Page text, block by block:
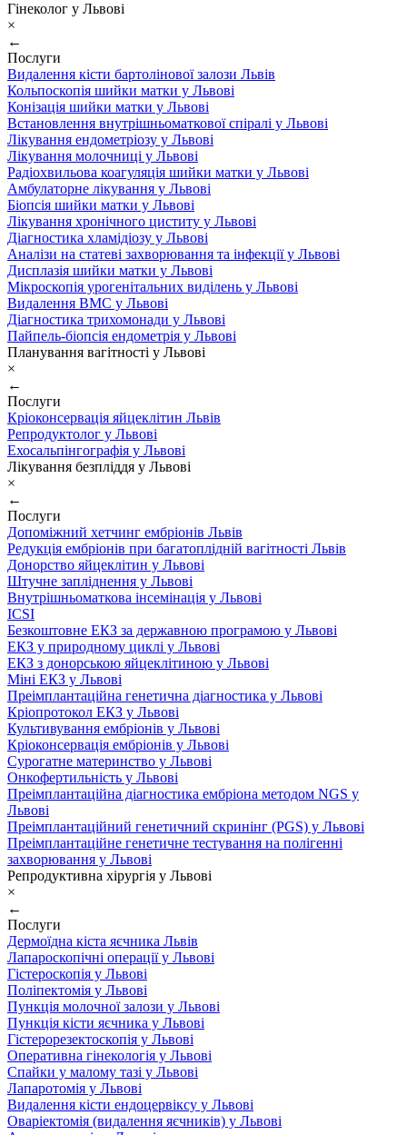
Гінеколог у Львові
×
←
Послуги
Видалення кісти бартолінової залози Львів
Кольпоскопія шийки матки у Львові
Конізація шийки матки у Львові
Встановлення внутрішньоматкової спіралі у Львові
Лікування ендометріозу у Львові
Лікування молочниці у Львові
Радіохвильова коагуляція шийки матки у Львові
Амбулаторне лікування у Львові
Біопсія шийки матки у Львові
Лікування хронічного циститу у Львові
Діагностика хламідіозу у Львові
Аналізи на статеві захворювання та інфекції у Львові
Дисплазія шийки матки у Львові
Мікроскопія урогенітальних виділень у Львові
Видалення ВМС у Львові
Діагностика трихомонади у Львові
Пайпель-біопсія ендометрія у Львові
Планування вагітності у Львові
×
←
Послуги
Кріоконсервація яйцеклітин Львів
Репродуктолог у Львові
Ехосальпінгографія у Львові
Лікування безпліддя у Львові
×
←
Послуги
Допоміжний хетчинг ембріонів Львів
Редукція ембріонів при багатоплідній вагітності Львів
Донорство яйцеклітин у Львові
Штучне запліднення у Львові
Внутрішньоматкова інсемінація у Львові
ICSI
Безкоштовне ЕКЗ за державною програмою у Львові
ЕКЗ у природному циклі у Львові
ЕКЗ з донорською яйцеклітиною у Львові
Міні ЕКЗ у Львові
Преімплантаційна генетична діагностика у Львові
Кріопротокол ЕКЗ у Львові
Культивування ембріонів у Львові
Кріоконсервація ембріонів у Львові
Сурогатне материнство у Львові
Онкофертильність у Львові
Преімплантаційна діагностика ембріона методом NGS у
Львові
Преімплантаційний генетичний скринінг (PGS) у Львові
Преімплантаційне генетичне тестування на полігенні
захворювання у Львові
Репродуктивна хірургія у Львові
×
←
Послуги
Дермоїдна кіста яєчника Львів
Лапароскопічні операції у Львові
Гістероскопія у Львові
Поліпектомія у Львові
Пункція молочної залози у Львові
Пункція кісти яєчника у Львові
Гістерорезектоскопія у Львові
Оперативна гінекологія у Львові
Спайки у малому тазі у Львові
Лапаротомія у Львові
Видалення кісти ендоцервіксу у Львові
Оваріектомія (видалення яєчників) у Львові